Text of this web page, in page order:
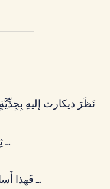
نَظَرَ ديكارت إليهِ
ـ ثِقْ بِما تَتَذَكَّرُهُ مِنْ حَياتِكَ بِشَكلٍ عامٍّ.
ـ فَهذا أَساسٌ ضَروريٌّ لِأَيِّ حَياةٍ عَمَليّةٍ مُمكِنةٍ.